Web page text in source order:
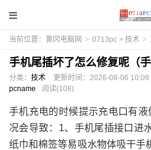
当前位置： 黄冈电脑网 > 0713pc > 技术 >
手机尾插坏了怎么修复呢（
分类： 技术 更新时间： 2026-08-06 10:08
pcname
阅读(108)
手机充电的时候提示充电口有
况会导致：1、手机尾插接口进
纸巾和棉签等易吸水物体吸干手